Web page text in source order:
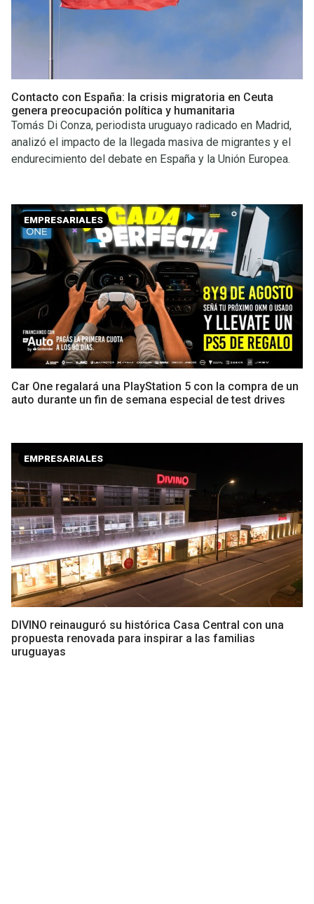
Contacto con España: la crisis migratoria en Ceuta
genera preocupación política y humanitaria
Tomás Di Conza, periodista uruguayo radicado en Madrid,
analizó el impacto de la llegada masiva de migrantes y el
endurecimiento del debate en España y la Unión Europea.
EMPRESARIALES
Car One regalará una PlayStation 5 con la compra de un
auto durante un fin de semana especial de test drives
EMPRESARIALES
DIVINO reinauguró su histórica Casa Central con una
propuesta renovada para inspirar a las familias
uruguayas